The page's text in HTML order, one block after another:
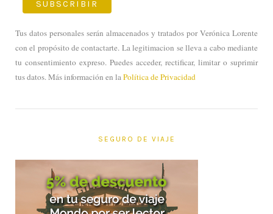
Tus datos personales serán almacenados y tratados por Verónica Lorente
con el propósito de contactarte. La legitimacion se lleva a cabo mediante
tu consentimiento expreso. Puedes acceder, rectificar, limitar o suprimir
tus datos. Más información en laPolítica de Privacidad
SEGURO DE VIAJE